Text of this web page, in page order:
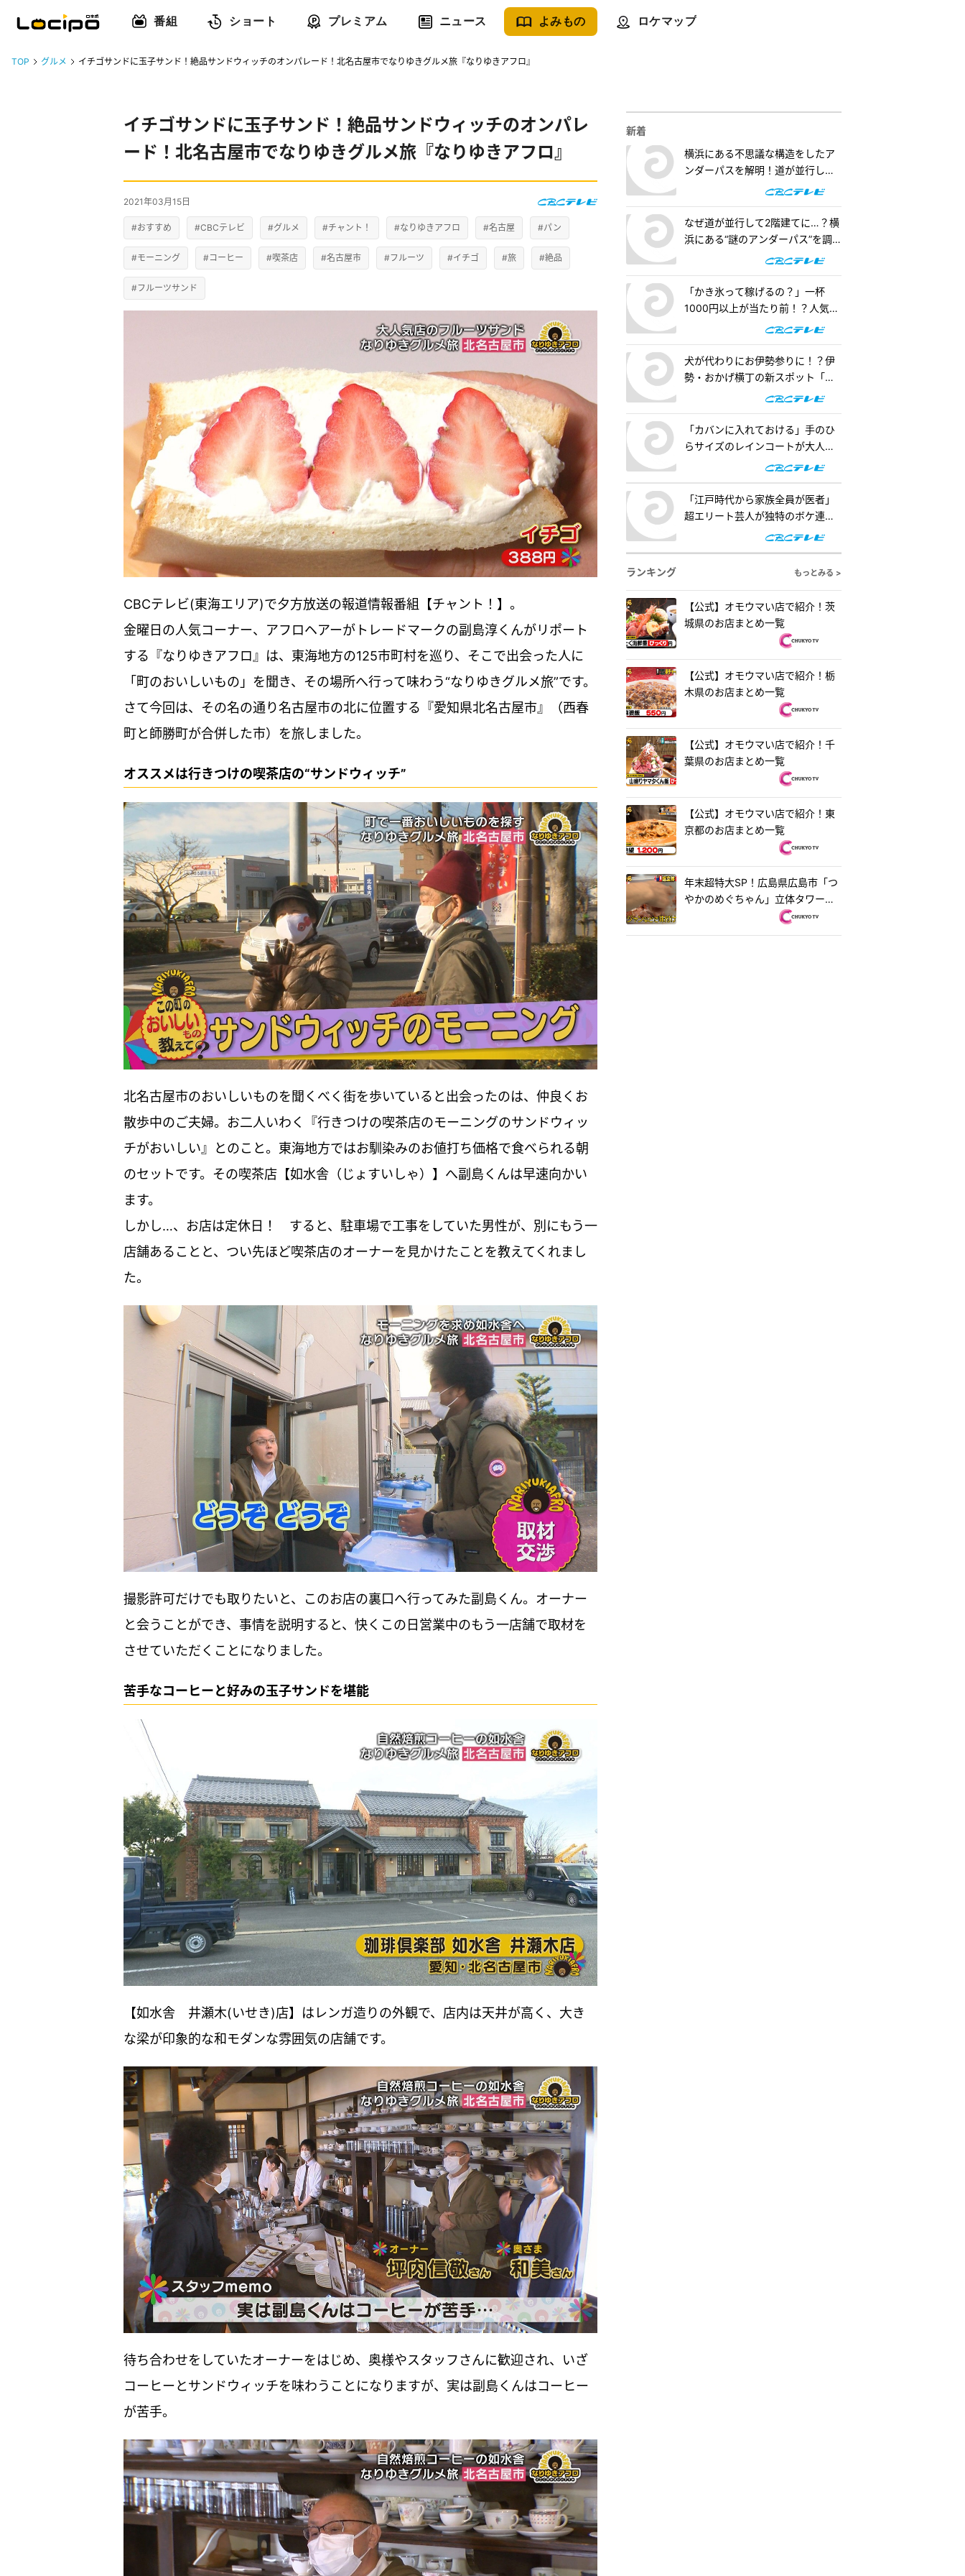
番組 ショート プレミアム ニュース よみもの ロケマップ
TOP グルメ イチゴサンドに玉子サンド！絶品サンドウィッチのオンパレード！北名古屋市でなりゆきグルメ旅『なりゆきアフロ』
イチゴサンドに玉子サンド！絶品サンドウィッチのオンパレ
ード！北名古屋市でなりゆきグルメ旅『なりゆきアフロ』
2021年03月15日
#おすすめ #CBCテレビ #グルメ #チャント！ #なりゆきアフロ #名古屋 #パン
#モーニング #コーヒー #喫茶店 #名古屋市 #フルーツ #イチゴ #旅 #絶品
#フルーツサンド
CBCテレビ(東海エリア)で夕方放送の報道情報番組【チャント！】。
金曜日の人気コーナー、アフロヘアーがトレードマークの副島淳くんがリポート
する『なりゆきアフロ』は、東海地方の125市町村を巡り、そこで出会った人に
「町のおいしいもの」を聞き、その場所へ行って味わう“なりゆきグルメ旅”です。
さて今回は、その名の通り名古屋市の北に位置する『愛知県北名古屋市』（西春
町と師勝町が合併した市）を旅しました。
オススメは行きつけの喫茶店の“サンドウィッチ”
北名古屋市のおいしいものを聞くべく街を歩いていると出会ったのは、仲良くお
散歩中のご夫婦。お二人いわく『行きつけの喫茶店のモーニングのサンドウィッ
チがおいしい』とのこと。東海地方ではお馴染みのお値打ち価格で食べられる朝
のセットです。その喫茶店【如水舎（じょすいしゃ）】へ副島くんは早速向かい
ます。
しかし…、お店は定休日！ すると、駐車場で工事をしていた男性が、別にもう一
店舗あることと、つい先ほど喫茶店のオーナーを見かけたことを教えてくれまし
た。
撮影許可だけでも取りたいと、このお店の裏口へ行ってみた副島くん。オーナー
と会うことができ、事情を説明すると、快くこの日営業中のもう一店舗で取材を
させていただくことになりました。
苦手なコーヒーと好みの玉子サンドを堪能
【如水舎 井瀬木(いせき)店】はレンガ造りの外観で、店内は天井が高く、大き
な梁が印象的な和モダンな雰囲気の店舗です。
待ち合わせをしていたオーナーをはじめ、奥様やスタッフさんに歓迎され、いざ
コーヒーとサンドウィッチを味わうことになりますが、実は副島くんはコーヒー
が苦手。
新着
横浜にある不思議な構造をしたア
ンダーパスを解明！道が並行して2
階建てになったワケとは『道との
なぜ道が並行して2階建てに…？横
浜にある“謎のアンダーパス”を調
査！『道との遭遇』
「かき氷って稼げるの？」一杯
1000円以上が当たり前！？人気店
の懐事情をリサーチ『チャン
犬が代わりにお伊勢参りに！？伊
勢・おかげ横丁の新スポット「オ
カゲ屋敷」で“おかげ犬”を体験
「カバンに入れておける」手のひ
らサイズのレインコートが大人
気！「ダイソー」で買える夏の便
「江戸時代から家族全員が医者」
超エリート芸人が独特のボケ連
発！自作ゲームで三上悠亜が歌声
ランキング
もっとみる >
【公式】オモウマい店で紹介！茨
城県のお店まとめ一覧
【公式】オモウマい店で紹介！栃
木県のお店まとめ一覧
【公式】オモウマい店で紹介！千
葉県のお店まとめ一覧
【公式】オモウマい店で紹介！東
京都のお店まとめ一覧
年末超特大SP！広島県広島市「つ
やかのめぐちゃん」立体タワーお
好み焼き＆茨城県水戸市「ラーメ